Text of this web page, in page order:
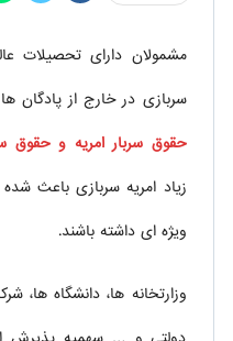
مشمولان دارای تحصیلات
سربازی در خارج از پادگان
حقوق سربار امریه و حقوق
زیاد امریه سربازی باعث
ویژه ای داشته باشند.
وزارتخانه ها، دانشگاه